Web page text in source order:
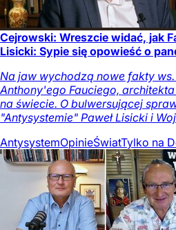
Cejrowski: Wreszcie widać, jak
Lisicki: Sypie się opowieść o
Na jaw wychodzą nowe fakty ws.
Anthony'ego Fauciego,
na świecie. O bulwersującej
"Antysystemie" Paweł Lisicki i
AntysystemOpinieŚwiatTylko na